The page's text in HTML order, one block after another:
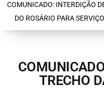
COMUNICADO: INTERDIÇÃO
DO ROSÁRIO PARA
TRECHO